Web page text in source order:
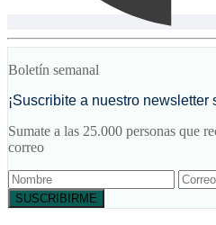
Boletín semanal
¡Suscribite a nuestro newsletter
Sumate a las 25.000 personas que
correo
SUSCRIBIRME